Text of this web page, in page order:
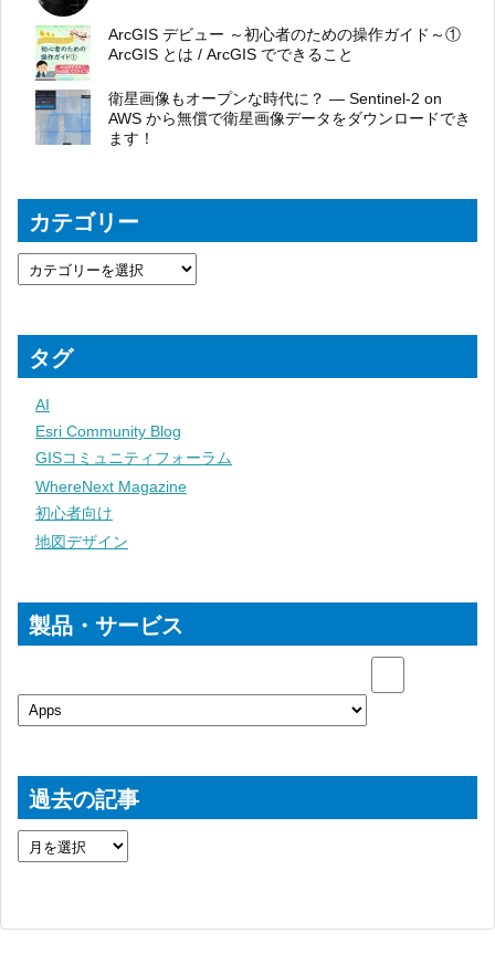
ArcGIS デビュー ～初心者のための操作ガイド～①
ArcGIS とは / ArcGIS でできること
衛星画像もオープンな時代に？ ― Sentinel-2 on
AWS から無償で衛星画像データをダウンロードでき
ます！
カテゴリー
タグ
AI
Esri Community Blog
GISコミュニティフォーラム
WhereNext Magazine
初心者向け
地図デザイン
製品・サービス
過去の記事